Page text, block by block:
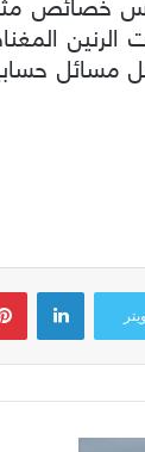
الرنين
حسابية
لينكدإن